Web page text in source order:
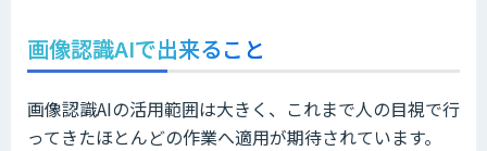
画像認識AIで出来ること
画像認識AIの活用範囲は大きく、これまで人の目視で行
ってきたほとんどの作業へ適用が期待されています。